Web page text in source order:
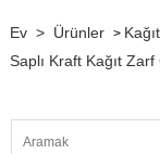
Ev > Ürünler >
Saplı Kraft Kağıt Zarf